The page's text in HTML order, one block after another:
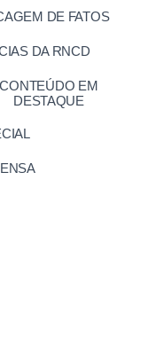
DE FATOS
DA RNCD
CONTEÚDO EM
DESTAQUE